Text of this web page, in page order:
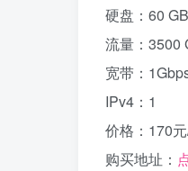
硬盘：60
流量：3500
宽带：
IPv4：1
价格：170
购买地址：